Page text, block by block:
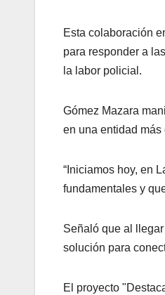
Esta colaboración
para responder a
la labor policial.
Gómez Mazara
en una entidad más
“Iniciamos hoy, en
fundamentales y
Señaló que al
solución para
El proyecto